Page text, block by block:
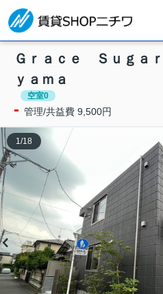
Ｇｒａｃｅ Ｓｕｇａ
ｙａｍａ
空室0
- 管理/共益費 9,500円
1 /18